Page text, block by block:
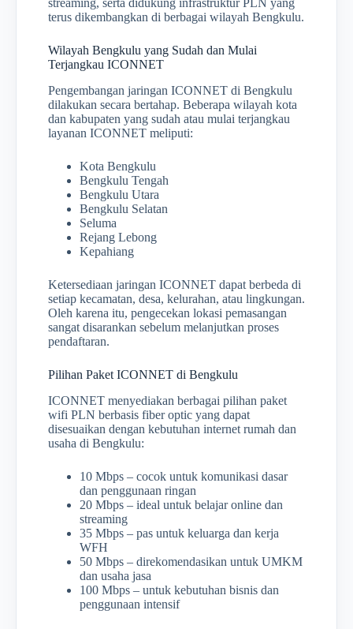
streaming, serta didukung infrastruktur PLN yang
terus dikembangkan di berbagai wilayah Bengkulu.
Wilayah Bengkulu yang Sudah dan Mulai
Terjangkau ICONNET
Pengembangan jaringan ICONNET di Bengkulu
dilakukan secara bertahap. Beberapa wilayah kota
dan kabupaten yang sudah atau mulai terjangkau
layanan ICONNET meliputi:
Kota Bengkulu
Bengkulu Tengah
Bengkulu Utara
Bengkulu Selatan
Seluma
Rejang Lebong
Kepahiang
Ketersediaan jaringan ICONNET dapat berbeda di
setiap kecamatan, desa, kelurahan, atau lingkungan.
Oleh karena itu, pengecekan lokasi pemasangan
sangat disarankan sebelum melanjutkan proses
pendaftaran.
Pilihan Paket ICONNET di Bengkulu
ICONNET menyediakan berbagai pilihan paket
wifi PLN berbasis fiber optic yang dapat
disesuaikan dengan kebutuhan internet rumah dan
usaha di Bengkulu:
10 Mbps – cocok untuk komunikasi dasar
dan penggunaan ringan
20 Mbps – ideal untuk belajar online dan
streaming
35 Mbps – pas untuk keluarga dan kerja
WFH
50 Mbps – direkomendasikan untuk UMKM
dan usaha jasa
100 Mbps – untuk kebutuhan bisnis dan
penggunaan intensif